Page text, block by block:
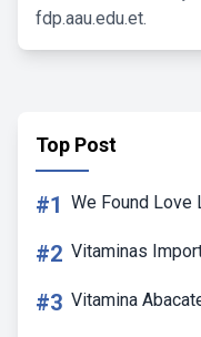
fdp.aau.edu.et.
Top Post
#1 We Found Love
#2 Vitaminas
#3 Vitamina